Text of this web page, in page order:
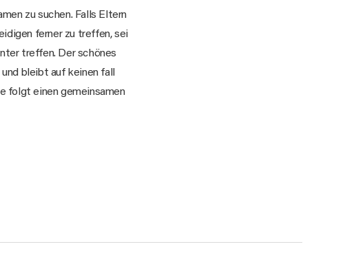
zu suchen. Falls Eltern
ferner zu treffen, sei
treffen. Der schönes
bleibt auf keinen fall
folgt einen gemeinsamen